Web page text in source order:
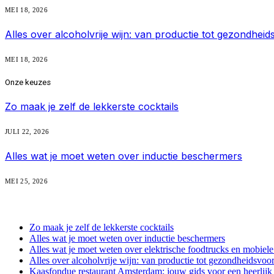
MEI 18, 2026
Alles over alcoholvrije wijn: van productie tot
MEI 18, 2026
Onze keuzes
Zo maak je zelf de lekkerste cocktails
JULI 22, 2026
Alles wat je moet weten over inductie beschermers
MEI 25, 2026
Zo maak je zelf de lekkerste cocktails
Alles wat je moet weten over inductie beschermers
Alles wat je moet weten over elektrische foodtrucks en
Alles over alcoholvrije wijn: van productie tot
Kaasfondue restaurant Amsterdam: jouw gids voor een